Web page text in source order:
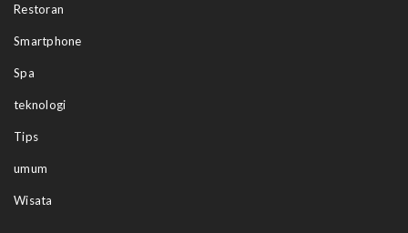
Restoran
Smartphone
Spa
teknologi
Tips
umum
Wisata